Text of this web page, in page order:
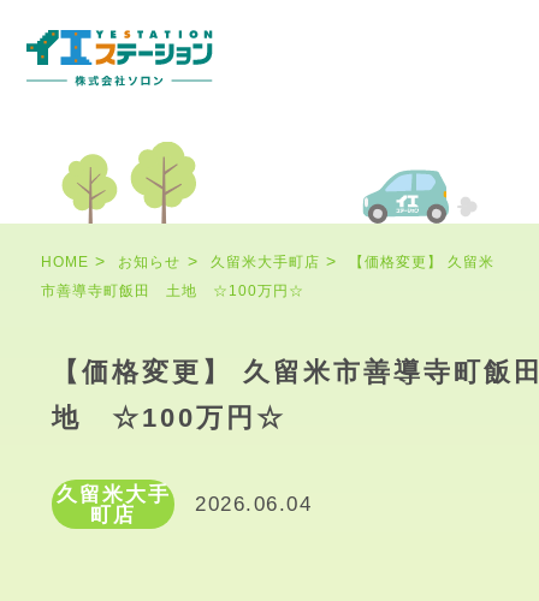
HOME お知らせ 久留米大手町店
【価格変更】 久留米
市善導寺町飯田 土地 ☆100万円☆
【価格変更】 久留米市善導寺町
地 ☆100万円☆
久留米大手
町店
2026.06.04